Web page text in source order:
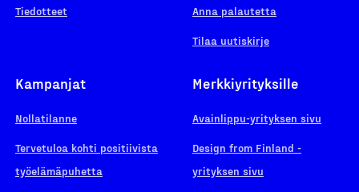
Tiedotteet Anna palautetta
Tilaa uutiskirje
Kampanjat
Nollatilanne
Tervetuloa kohti positiivista
työelämäpuhetta
Merkkiyrityksille
Avainlippu-yrityksen sivu
Design from Finland -
yrityksen sivu